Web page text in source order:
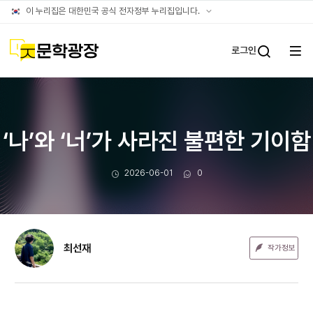
이 누리집은 대한민국 공식 전자정부 누리집입니다. 공식
문학광장 로그인
전체
‘나’와 ‘너’가 사라진 불편한 기이함
작성일
2026-06-01 댓글수
0
최선재